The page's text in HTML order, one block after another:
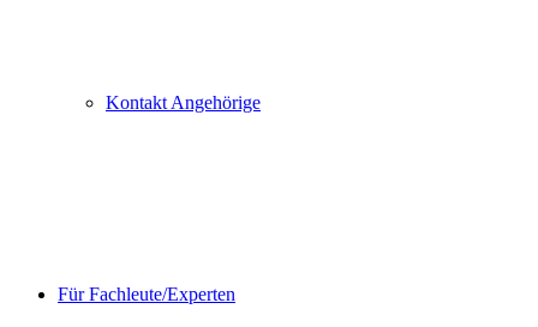
Kontakt Angehörige
Für Fachleute/Experten